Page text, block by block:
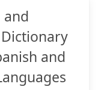
and
and